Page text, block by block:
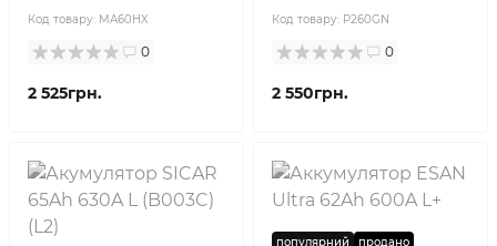
Код товару: MA60HX
0
2 525грн.
Код товару: P260GN
0
2 550грн.
популярний продано